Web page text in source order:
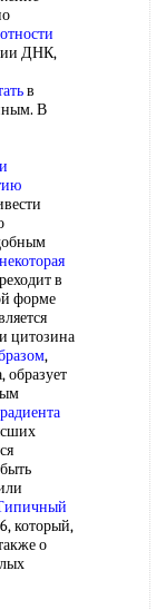
ДНК,
в
В
некоторая
в
форме
и цитозина
,
образует
который,
о